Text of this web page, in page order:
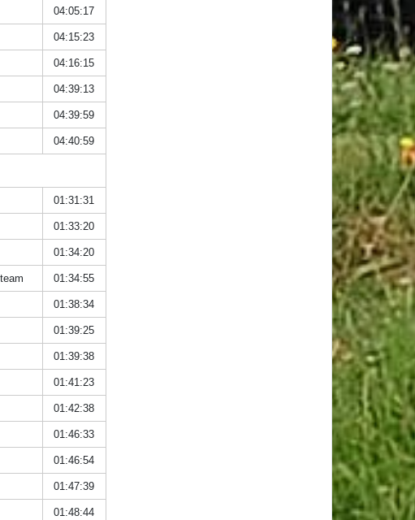
04:05:17
04:15:23
04:16:15
04:39:13
04:39:59
04:40:59
01:31:31
01:33:20
01:34:20
01:34:55
01:38:34
01:39:25
01:39:38
01:41:23
01:42:38
01:46:33
01:46:54
01:47:39
01:48:44